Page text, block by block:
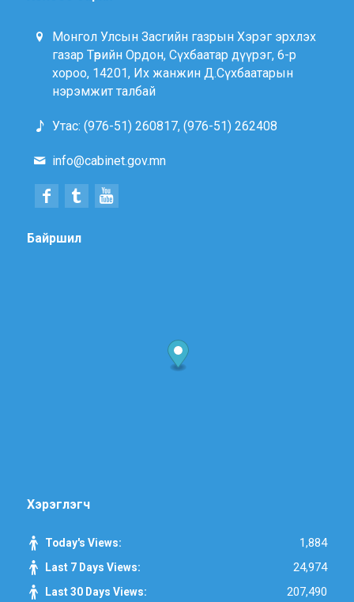
Монгол Улсын Засгийн газрын Хэрэг эрхлэх
газар Төрийн Ордон, Сүхбаатар дүүрэг, 6-р
хороо, 14201, Их жанжин Д.Сүхбаатарын
нэрэмжит талбай
Утас: (976-51) 260817, (976-51) 262408
info@cabinet.gov.mn
Байршил
Хэрэглэгч
Today's Views: 1,884
Last 7 Days Views: 24,974
Last 30 Days Views: 207,490